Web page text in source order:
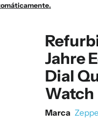
Jahre
Dial
Watch
Marca